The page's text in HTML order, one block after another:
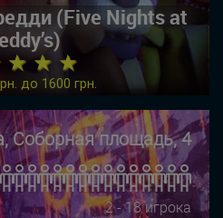
(Five Nights at
★ ★ ★
до 1600 грн.
Соборная площадь, 4
2 - 18 игрока